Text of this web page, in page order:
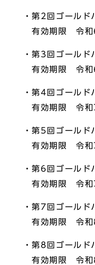
・第2回ゴールド
有効期限 令
・第3回ゴールド
有効期限 令
・第4回ゴールド
有効期限 令和7
・第5回ゴールド
有効期限 令和7
・第6回ゴールド
有効期限 令和
・第7回ゴールド
有効期限 令和8
・第8回ゴールド
有効期限 令和8